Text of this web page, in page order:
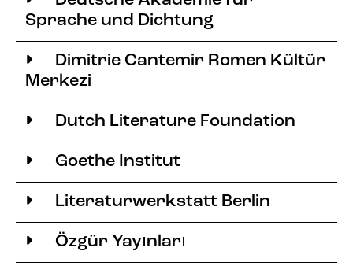
Sprache und Dichtung
Dimitrie Cantemir Romen Kültür
Merkezi
Dutch Literature Foundation
Goethe Institut
Literaturwerkstatt Berlin
Özgür Yayınları